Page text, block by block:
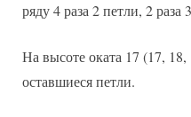
ряду 4 раза 2 петли, 2 раза
На высоте оката 17 (17,
оставшиеся петли.